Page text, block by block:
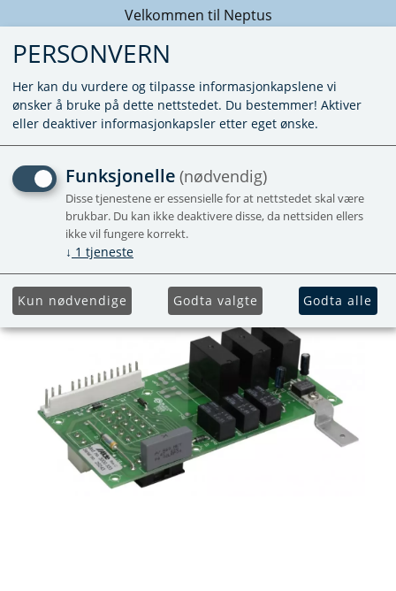
Velkommen til Neptus
KRETSKORT 3 KW
PERSONVERN
Her kan du vurdere og tilpasse informasjonkapslene vi
ønsker å bruke på dette nettstedet. Du bestemmer! Aktiver
eller deaktiver informasjonkapsler etter eget ønske.
Funksjonelle (nødvendig)
Disse tjenestene er essensielle for at nettstedet skal være
brukbar. Du kan ikke deaktivere disse, da nettsiden ellers
ikke vil fungere korrekt.
↓ 1 tjeneste
Kun nødvendige Godta valgte Godta alle